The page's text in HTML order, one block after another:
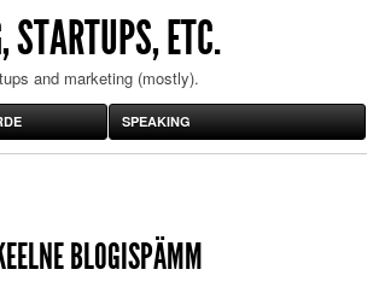
STARTUPS, ETC.
and marketing (mostly).
SPEAKING
BLOGISPÄMM